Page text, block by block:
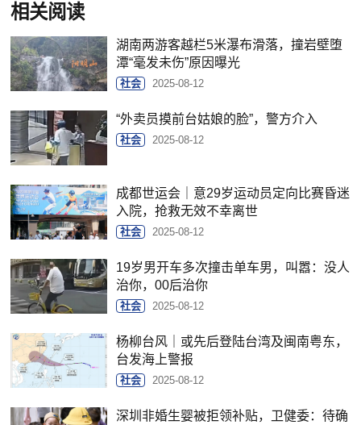
相关阅读
湖南两游客越栏5米瀑布滑落，撞岩壁堕
潭“毫发未伤”原因曝光
社会 2025-08-12
“外卖员摸前台姑娘的脸”，警方介入
社会 2025-08-12
成都世运会｜意29岁运动员定向比赛昏迷
入院，抢救无效不幸离世
社会 2025-08-12
19岁男开车多次撞击单车男，叫嚣：没人
治你，00后治你
社会 2025-08-12
杨柳台风｜或先后登陆台湾及闽南粤东，
台发海上警报
社会 2025-08-12
深圳非婚生婴被拒领补贴，卫健委：待确